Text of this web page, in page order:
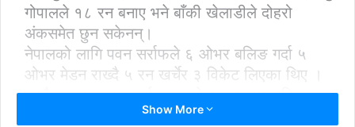
गोपालले १८ रन बनाए भने बाँकी खेलाडीले दोहरो
अंकसमेत छुन सकेनन्।
नेपालको लागि पवन सर्राफले ६ ओभर बलिङ गर्दा ५
ओभर मेडन राख्दै ५ रन खर्चेर ३ विकेट लिएका थिए ।
यस्तै कुशल मल्ल र सूर्य तामाङले २÷ २ तथा रसिद
खानले १ विकेट लिए।Show More